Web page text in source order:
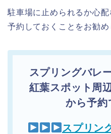
駐車場に止められるか心
予約しておくことをお勧め
スプリングバレ
紅葉スポット周
から予約
スプリン